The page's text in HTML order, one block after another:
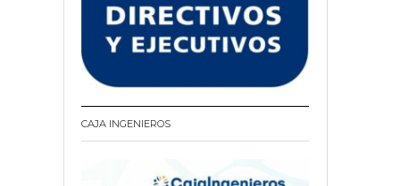
CAJA INGENIEROS